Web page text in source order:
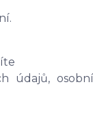
údajů,